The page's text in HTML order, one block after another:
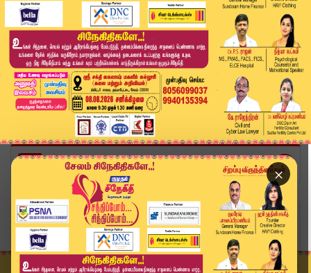
×
Home
வீடியோ ஸ்டோரி
விஜய் வந்தால் ஆட்சி .. ஒரு துளி கூட மாற்றம் இல்...